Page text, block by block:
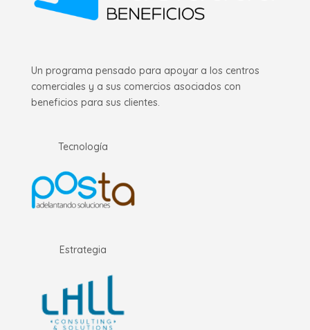
Un programa pensado para apoyar a los centros
comerciales y a sus comercios asociados con
beneficios para sus clientes.
Tecnología
Estrategia